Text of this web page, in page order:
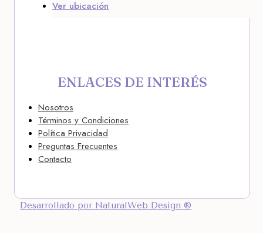
Ver ubicación
ENLACES DE INTERÉS
Nosotros
Términos y Condiciones
Política Privacidad
Preguntas Frecuentes
Contacto
Desarrollado por NaturalWeb Design ®